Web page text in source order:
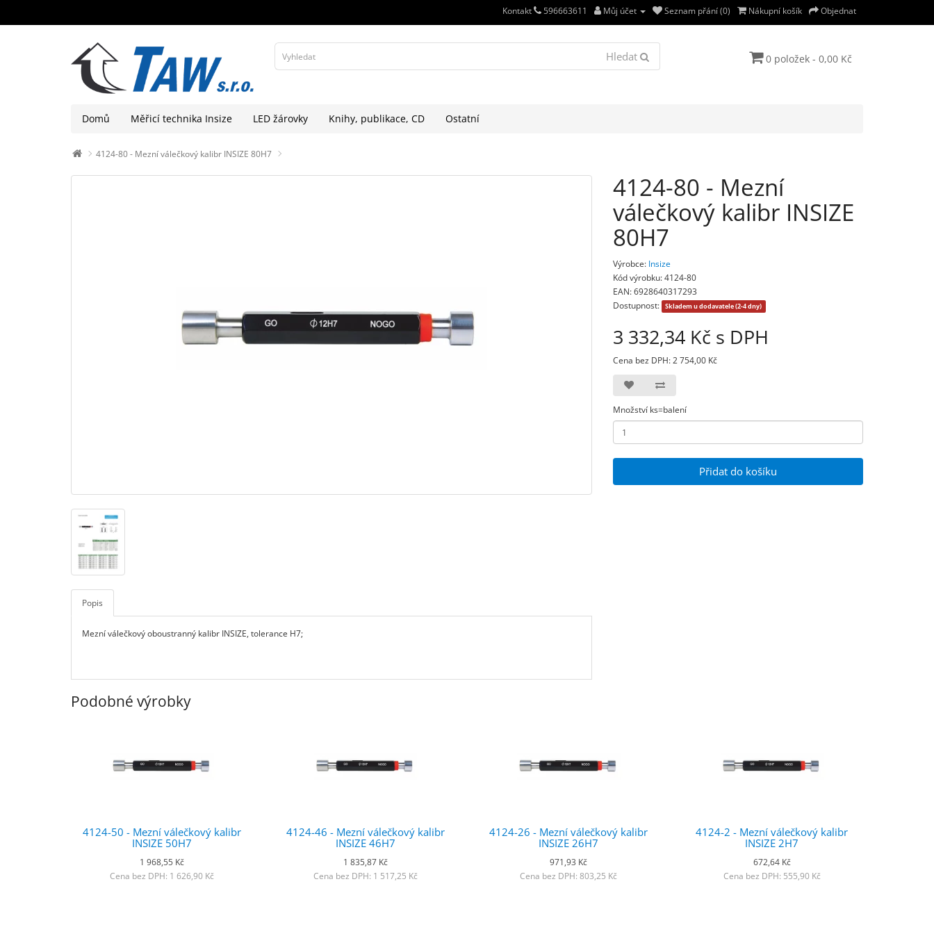
Kontakt 596663611 Můj účet Seznam přání (0) Nákupní košík Objednat
Hledat 0 položek - 0,00 Kč
Domů Měřicí technika Insize LED žárovky Knihy, publikace, CD Ostatní
4124-80 - Mezní válečkový kalibr INSIZE 80H7
Popis
Mezní válečkový oboustranný kalibr INSIZE, tolerance H7;
4124-80 - Mezní
válečkový kalibr INSIZE
80H7
Výrobce: Insize
Kód výrobku: 4124-80
EAN: 6928640317293
Dostupnost:
Skladem u dodavatele (2-4 dny)
3 332,34 Kč s DPH
Cena bez DPH: 2 754,00 Kč
Množství ks=balení
Přidat do košíku
Podobné výrobky
4124-50 - Mezní válečkový kalibr
INSIZE 50H7
1 968,55 Kč
Cena bez DPH: 1 626,90 Kč
4124-46 - Mezní válečkový kalibr
INSIZE 46H7
1 835,87 Kč
Cena bez DPH: 1 517,25 Kč
4124-26 - Mezní válečkový kalibr
INSIZE 26H7
971,93 Kč
Cena bez DPH: 803,25 Kč
4124-2 - Mezní válečkový kalibr
INSIZE 2H7
672,64 Kč
Cena bez DPH: 555,90 Kč